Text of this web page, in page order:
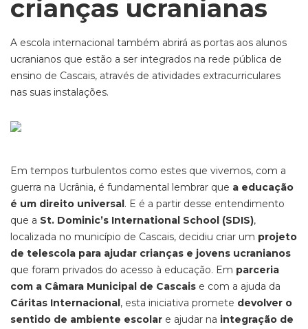
crianças ucranianas
A escola internacional também abrirá as portas aos alunos
ucranianos que estão a ser integrados na rede pública de
ensino de Cascais, através de atividades extracurriculares
nas suas instalações.
Em tempos turbulentos como estes que vivemos, com a
guerra na Ucrânia, é fundamental lembrar que a educação
é um direito universal. E é a partir desse entendimento
que a St. Dominic’s International School (SDIS),
localizada no município de Cascais, decidiu criar um projeto
de telescola para ajudar crianças e jovens ucranianos
que foram privados do acesso à educação. Em parceria
com a Câmara Municipal de Cascais e com a ajuda da
Cáritas Internacional, esta iniciativa promete devolver o
sentido de ambiente escolar e ajudar na integração de